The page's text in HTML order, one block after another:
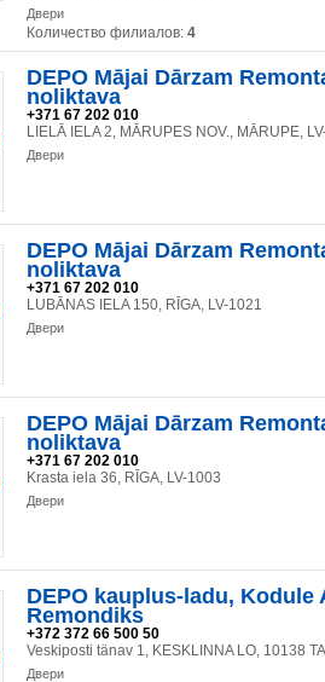
Двери
Количество филиалов: 4
DEPO Mājai Dārzam
noliktava
+371 67 202 010
LIELĀ IELA 2, MĀRUPES NOV., MĀRUPE,
Двери
DEPO Mājai Dārzam
noliktava
+371 67 202 010
LUBĀNAS IELA 150, RĪGA, LV-1021
Двери
DEPO Mājai Dārzam
noliktava
+371 67 202 010
Krasta iela 36, RĪGA, LV-1003
Двери
DEPO kauplus-ladu, Kodule
Remondiks
+372 372 66 500 50
Veskiposti tänav 1, KESKLINNA LO, 10138
Двери